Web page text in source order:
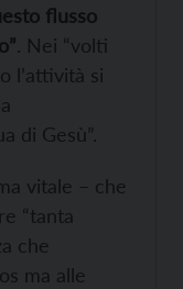
flusso
. Nei “volti
l’attività si
di Gesù”.
vitale – che
“tanta
che
ma alle